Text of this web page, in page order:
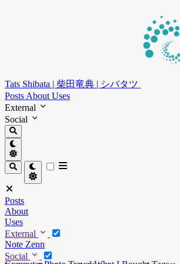
Tats Shibata | 柴田竜典 | シバタツ
Posts About Uses
External
Social
Posts
About
Uses
External
Note Zenn
Social